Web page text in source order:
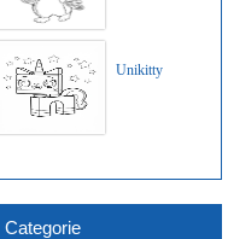
Unikitty
Categorie